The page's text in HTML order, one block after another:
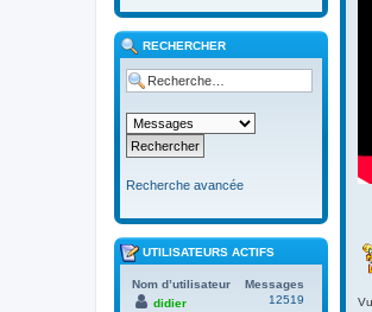
RECHERCHER
Recherche avancée
UTILISATEURS ACTIFS
Nom d’utilisateur
Messages
didier
12519